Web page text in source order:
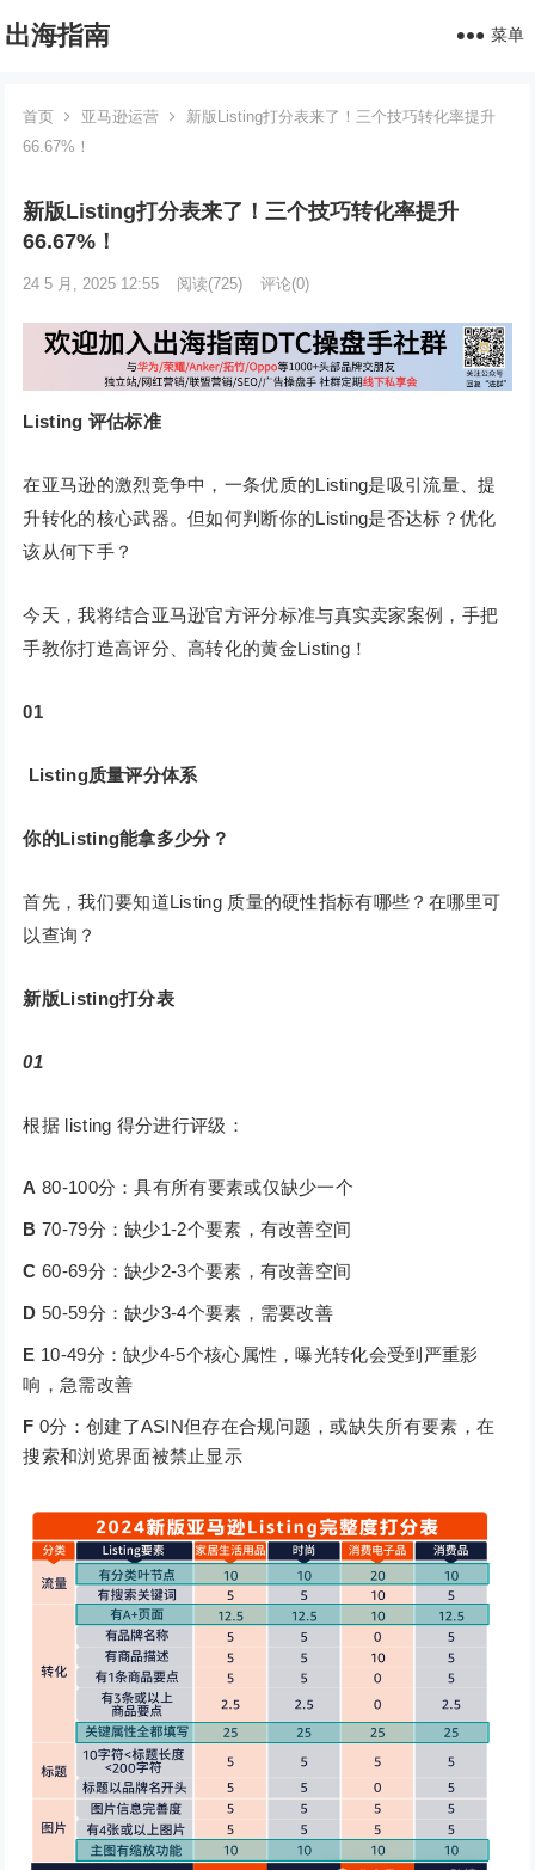
出海指南 菜单
首页 亚马逊运营
新版Listing打分表来了！三个技巧转化率提升
66.67%！
新版Listing打分表来了！三个技巧转化率提升
66.67%！
24 5 月, 2025 12:55 阅读(725) 评论(0)
Listing 评估标准
在亚马逊的激烈竞争中，一条优质的Listing是吸引流量、提
升转化的核心武器。但如何判断你的Listing是否达标？优化
该从何下手？
今天，我将结合亚马逊官方评分标准与真实卖家案例，手把
手教你打造高评分、高转化的黄金Listing！
01
Listing质量评分体系
你的Listing能拿多少分？
首先，我们要知道Listing 质量的硬性指标有哪些？在哪里可
以查询？
新版Listing打分表
01
根据 listing 得分进行评级：
A 80-100分：具有所有要素或仅缺少一个
B 70-79分：缺少1-2个要素，有改善空间
C 60-69分：缺少2-3个要素，有改善空间
D 50-59分：缺少3-4个要素，需要改善
E 10-49分：缺少4-5个核心属性，曝光转化会受到严重影
响，急需改善
F 0分：创建了ASIN但存在合规问题，或缺失所有要素，在
搜索和浏览界面被禁止显示